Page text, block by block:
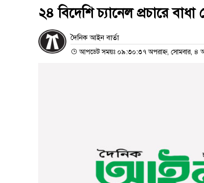
২৪ বিদেশি চ্যানেল প্রচারে বাধা
দৈনিক আইন বার্তা
আপডেট সময়ঃ ০৯:৩০:৩৭ অপরাহ্ন, সোমবার, ৪